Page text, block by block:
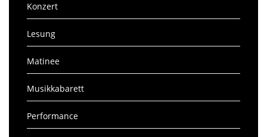
Konzert
Lesung
Matinee
Musikkabarett
Performance